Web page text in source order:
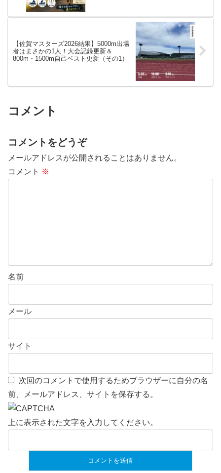
【佐賀マスターズ2026結果】5000m出場
者はまさかの1人！大会記録更新＆
800m・1500m自己ベスト更新（その1）
コメント
コメントをどうぞ
メールアドレスが公開されることはありません。
コメント ※
名前
メール
サイト
次回のコメントで使用するためブラウザーに自分の名
前、メールアドレス、サイトを保存する。
上に表示された文字を入力してください。